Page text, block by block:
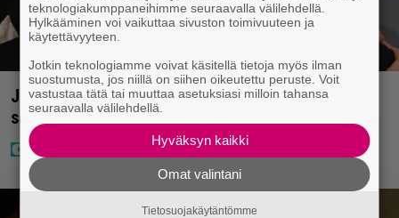
Jani Sieviseltä harvinainen kuva – ”Kaikki lapset
samaan aikaan”
teknologiakumppaneihimme seuraavalla välilehdellä.
Hylkääminen voi vaikuttaa sivuston toimivuuteen ja
käytettävyyteen.
Jotkin teknologiamme voivat käsitellä tietoja myös ilman
suostumusta, jos niillä on siihen oikeutettu peruste. Voit
vastustaa tätä tai muuttaa asetuksiasi milloin tahansa
seuraavalla välilehdellä.
Hyväksyn kaikki
Omat valintani
Tietosuojakäytäntömme